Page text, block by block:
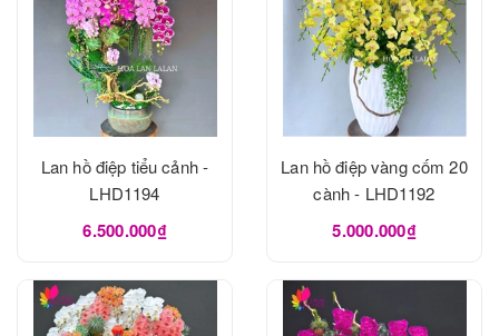
Lan hồ điệp tiểu cảnh -
LHD1194
6.500.000₫
Lan hồ điệp vàng cốm 20
cành - LHD1192
5.000.000₫